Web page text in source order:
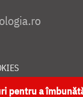
CATEDRALA
pentru a